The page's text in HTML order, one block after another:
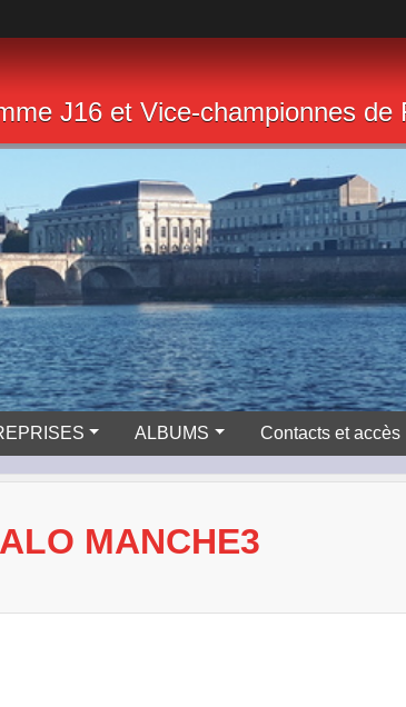
J16 et Vice-championnes
ALBUMS Contacts et accès
MANCHE3